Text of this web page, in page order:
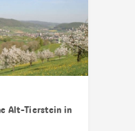
Alt-Tierstein in